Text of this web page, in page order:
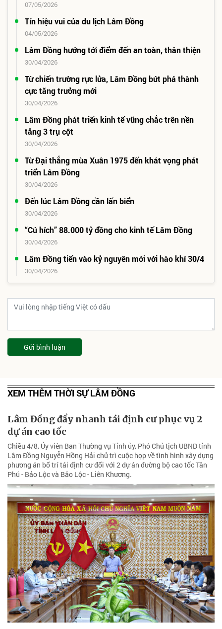
07/05/2026
Tín hiệu vui của du lịch Lâm Ðồng
04/05/2026
Lâm Đồng hướng tới điểm đến an toàn, thân thiện
30/04/2026
Từ chiến trường rực lửa, Lâm Đồng bứt phá thành
cực tăng trưởng mới
30/04/2026
Lâm Đồng phát triển kinh tế vững chắc trên nền
tảng 3 trụ cột
30/04/2026
Từ Ðại thắng mùa Xuân 1975 đến khát vọng phát
triển Lâm Ðồng
30/04/2026
Ðến lúc Lâm Ðồng cần lấn biển
30/04/2026
“Cú hích” 88.000 tỷ đồng cho kinh tế Lâm Ðồng
30/04/2026
Lâm Đồng tiến vào kỷ nguyên mới với hào khí 30/4
30/04/2026
Gửi bình luận
XEM THÊM THỜI SỰ LÂM ĐỒNG
Lâm Đồng đẩy nhanh tái định cư phục vụ 2
dự án cao tốc
Chiều 4/8, Ủy viên Ban Thường vụ Tỉnh ủy, Phó Chủ tịch UBND tỉnh
Lâm Đồng Nguyễn Hồng Hải chủ trì cuộc họp về tình hình xây dựng
phương án bố trí tái định cư đối với 2 dự án đường bộ cao tốc Tân
Phú - Bảo Lộc và Bảo Lộc - Liên Khương.